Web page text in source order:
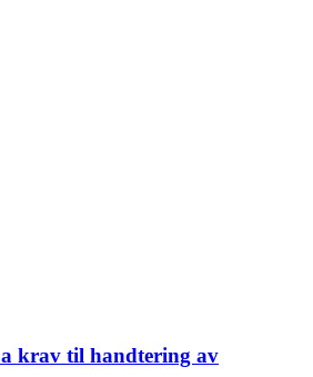
krav til handtering av